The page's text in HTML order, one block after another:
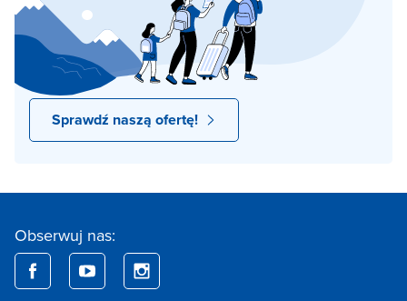
Sprawdź naszą ofertę!
Obserwuj nas: